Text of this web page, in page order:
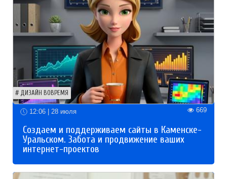
ДИЗАЙН ВОВРЕМЯ
12:06 | 28 июля 669
Создаем и поддерживаем сайты в Каменске-
Уральском. Забота и продвижение ваших
интернет-проектов